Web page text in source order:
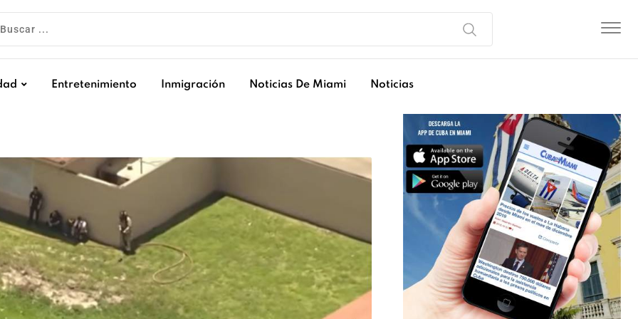
Entretenimiento Inmigración Noticias De Miami Noticias